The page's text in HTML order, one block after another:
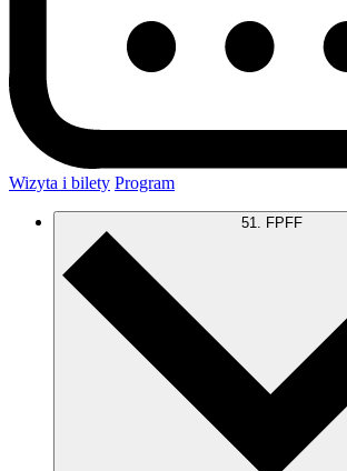
Wizyta i bilety Program
51. FPFF